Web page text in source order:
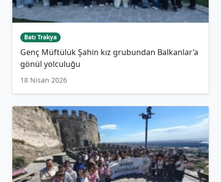
Batı Trakya
Genç Müftülük Şahin kız grubundan Balkanlar’a
gönül yolculuğu
18 Nisan 2026